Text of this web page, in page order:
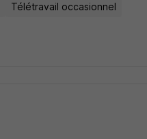
Télétravail occasionnel